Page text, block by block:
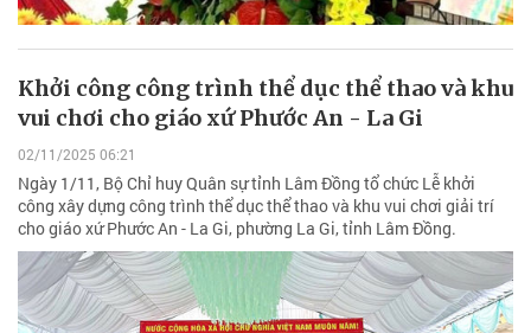
Khởi công công trình thể dục thể thao và khu
vui chơi cho giáo xứ Phước An - La Gi
02/11/2025 06:21
Ngày 1/11, Bộ Chỉ huy Quân sự tỉnh Lâm Đồng tổ chức Lễ khởi
công xây dựng công trình thể dục thể thao và khu vui chơi giải trí
cho giáo xứ Phước An - La Gi, phường La Gi, tỉnh Lâm Đồng.